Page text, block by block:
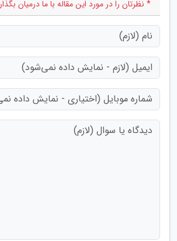
* نظرتان را در مورد این مقاله با ما درمیان